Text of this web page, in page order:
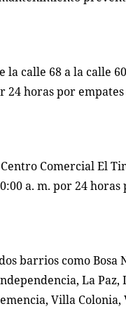
la calle 68 a la calle
24 horas por
Comercial El
a. m. por 24
barrios como Bosa
La Paz,
Villa